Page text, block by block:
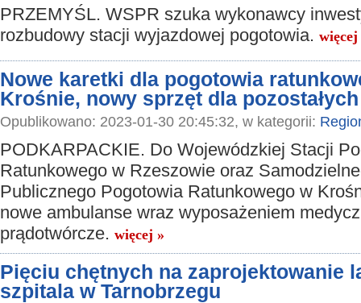
PRZEMYŚL. WSPR szuka wykonawcy
rozbudowy stacji wyjazdowej pogotowia. więcej
Nowe karetki dla pogotowia
Krośnie, nowy sprzęt dla
Opublikowano: 2023-01-30 20:45:32, w kategorii:
PODKARPACKIE. Do Wojewódzkiej Stacji
Ratunkowego w Rzeszowie oraz
Publicznego Pogotowia Ratunkowego w
nowe ambulanse wraz wyposażeniem
prądotwórcze. więcej »
Pięciu chętnych na zaprojektowanie
szpitala w Tarnobrzegu